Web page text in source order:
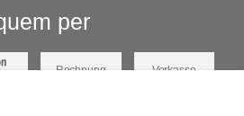
per
Rechnung Vorkasse